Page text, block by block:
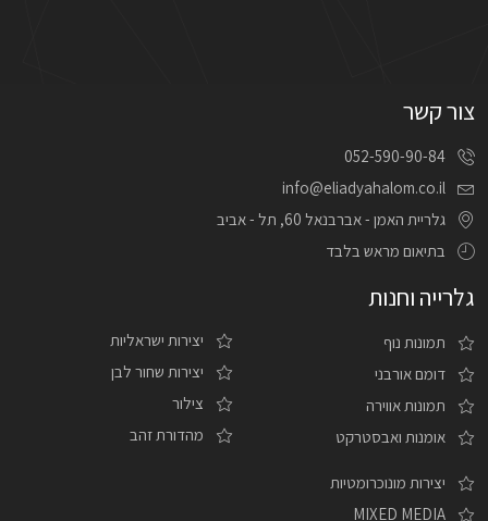
צור קשר
052-590-90-84
info@eliadyahalom.co.il
גלריית האמן - אברבנאל 60, תל - אביב
בתיאום מראש בלבד
גלרייה וחנות
תמונות נוף
דומם אורבני
תמונות אווירה
אומנות ואבסטרקט
יצירות ישראליות
יצירות שחור לבן
צילור
מהדורת זהב
יצירות מונוכרומטיות
MIXED MEDIA